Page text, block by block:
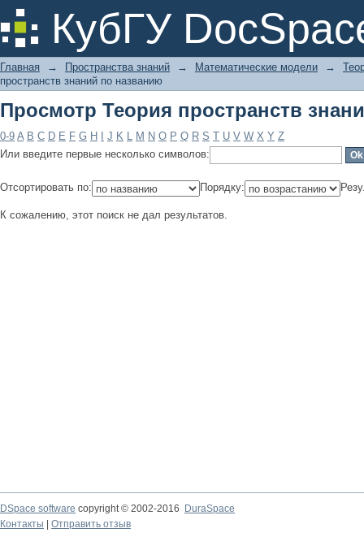
КубГУ
Просмотр Теория пространств
Главная → Пространства знаний → Математические модели →
пространств знаний по названию
Просмотр Теория пространств
0-9 A B C D E F G H J K L M N O P Q R S T U V W X Y Z
Или введите первые несколько символов:
Отсортировать по: Порядку:
К сожалению, этот поиск не дал результатов.
DSpace software copyright © 2002-2016
DuraSpace
Контакты
Отправить отзыв